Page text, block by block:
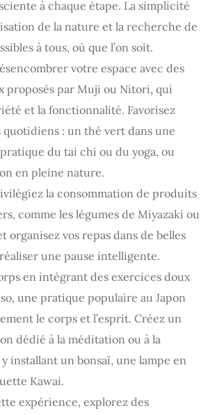
à chaque étape. La simplicité
de la nature et la recherche de
à tous, où que l’on soit.
votre espace avec des
proposés par Muji ou Nitori, qui
et la fonctionnalité. Favorisez
: un thé vert dans une
du tai chi ou du yoga, ou
en pleine nature.
la consommation de produits
comme les légumes de Miyazaki ou
organisez vos repas dans de belles
une pause intelligente.
en intégrant des exercices doux
une pratique populaire au Japon
le corps et l’esprit. Créez un
dédié à la méditation ou à la
installant un bonsaï, une lampe en
Kawai.
expérience, explorez des